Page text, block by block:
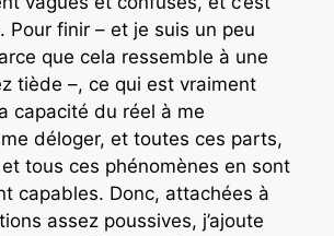
Pour finir – et je suis un peu
que cela ressemble à une
tiède –, ce qui est vraiment
capacité du réel à me
déloger, et toutes ces parts,
tous ces phénomènes en sont
capables. Donc, attachées à
assez poussives, j’ajoute